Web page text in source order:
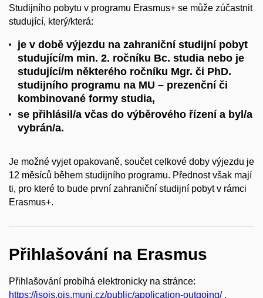
Studijního pobytu v programu Erasmus+ se může zúčastnit
studující, který/která:
je v době výjezdu na zahraniční studijní pobyt
studující/m min. 2. ročníku Bc. studia nebo je
studující/m některého ročníku Mgr. či PhD.
studijního programu na MU – prezenční či
kombinované formy studia,
se přihlásil/a včas do výběrového řízení a byl/a
vybrán/a.
Je možné vyjet opakovaně, součet celkové doby výjezdu je
12 měsíců během studijního programu. Přednost však mají
ti, pro které to bude první zahraniční studijní pobyt v rámci
Erasmus+.
Přihlašování na Erasmus
Přihlašování probíhá elektronicky na stránce:
https://isois.ois.muni.cz/public/application-outgoing/.